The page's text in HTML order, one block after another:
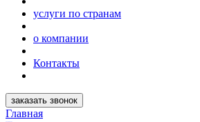
услуги по странам
о компании
Контакты
заказать звонок
Главная